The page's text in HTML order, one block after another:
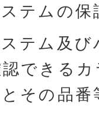
テムの保
テム及
できる
とその品